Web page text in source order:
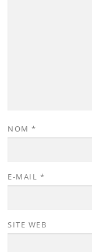
NOM*
E-MAIL *
SITE WEB